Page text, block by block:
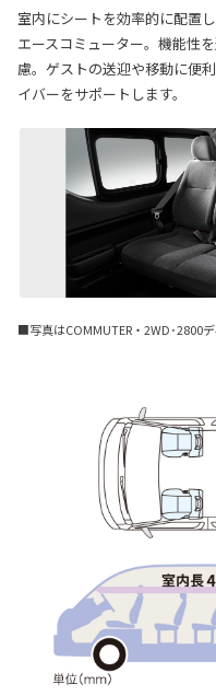
室内にシートを効率的に配置
エースコミューター。機能性
慮。ゲストの送迎や移動に便
イバーをサポートします。
■写真はCOMMUTER・2WD･2800デ